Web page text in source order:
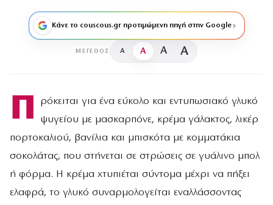
Κάνε το couscous.gr προτιμώμενη πηγή στην Google
ΜΈΓΕΘΟΣ A A A A
Π
ρόκειται για ένα εύκολο και εντυπωσιακό γλυκό
ψυγείου με μασκαρπόνε, κρέμα γάλακτος, λικέρ
πορτοκαλιού, βανίλια και μπισκότα με κομματάκια
σοκολάτας, που στήνεται σε στρώσεις σε γυάλινο μπολ
ή φόρμα. Η κρέμα χτυπιέται σύντομα μέχρι να πήξει
ελαφρά, το γλυκό συναρμολογείται εναλλάσσοντας